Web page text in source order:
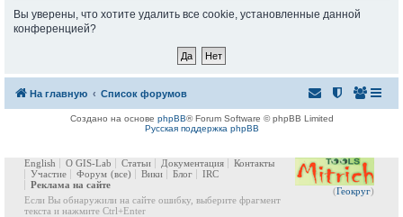
Вы уверены, что хотите удалить все cookie, установленные данной
конференцией?
На главную Список форумов
Создано на основе phpBB® Forum Software © phpBB Limited
Русская поддержка phpBB
(Геокруг)
English О GIS-Lab Статьи Документация
Контакты
Участие
Форум (все) Вики Блог
IRC
Реклама на сайте
Если Вы обнаружили на сайте ошибку, выберите фрагмент
текста и нажмите Ctrl+Enter